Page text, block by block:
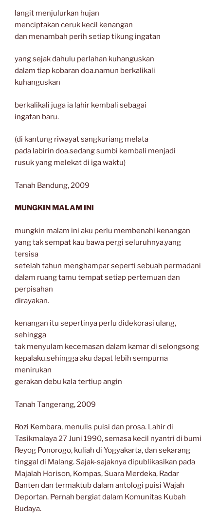
langit menjulurkan hujan
menciptakan ceruk kecil kenangan
dan menambah perih setiap tikung ingatan
yang sejak dahulu perlahan kuhanguskan
dalam tiap kobaran doa.namun berkalikali
kuhanguskan
berkalikali juga ia lahir kembali sebagai
ingatan baru.
(di kantung riwayat sangkuriang melata
pada labirin doa.sedang sumbi kembali menjadi
rusuk yang melekat di iga waktu)
Tanah Bandung, 2009
MUNGKIN MALAM INI
mungkin malam ini aku perlu membenahi kenangan
yang tak sempat kau bawa pergi seluruhnya.yang
tersisa
setelah tahun menghampar seperti sebuah permadani
dalam ruang tamu tempat setiap pertemuan dan
perpisahan
dirayakan.
kenangan itu sepertinya perlu didekorasi ulang,
sehingga
tak menyulam kecemasan dalam kamar di selongsong
kepalaku.sehingga aku dapat lebih sempurna
menirukan
gerakan debu kala tertiup angin
Tanah Tangerang, 2009
Rozi Kembara, menulis puisi dan prosa. Lahir di
Tasikmalaya 27 Juni 1990, semasa kecil nyantri di bumi
Reyog Ponorogo, kuliah di Yogyakarta, dan sekarang
tinggal di Malang. Sajak-sajaknya dipublikasikan pada
Majalah Horison, Kompas, Suara Merdeka, Radar
Banten dan termaktub dalam antologi puisi Wajah
Deportan. Pernah bergiat dalam Komunitas Kubah
Budaya.